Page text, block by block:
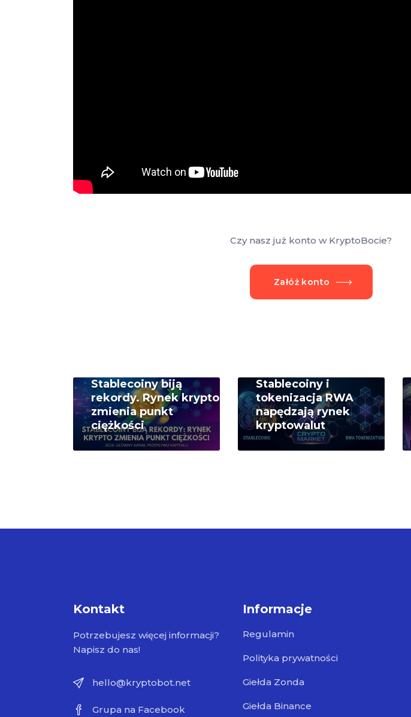
Czy nasz już konto w KryptoBocie?
Załóż konto
Stablecoiny biją
rekordy. Rynek krypto
zmienia punkt
ciężkości
Stablecoiny i
tokenizacja RWA
napędzają rynek
kryptowalut
Kontakt
Potrzebujesz więcej informacji?
Napisz do nas!
hello@kryptobot.net
Grupa na Facebook
Informacje
Regulamin
Polityka prywatności
Giełda Zonda
Giełda Binance